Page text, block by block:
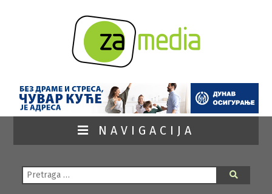
NAVIGACIJA
Pretraga: